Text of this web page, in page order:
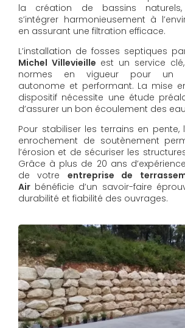
la création de bassins
s’intégrer harmonieusement à
en assurant une filtration efficace.
L’installation de fosses septiques
Michel Villevieille est un service
normes en vigueur pour un
autonome et performant. La mise
dispositif nécessite une étude
d’assurer un bon écoulement des
Pour stabiliser les terrains en pente,
enrochement de soutènement
l’érosion et de sécuriser les
Grâce à plus de 20 ans
de votre entreprise de
Air bénéficie d’un savoir-faire
durabilité et fiabilité des ouvrages.